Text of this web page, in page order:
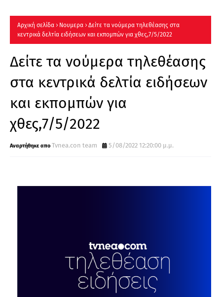
Αρχική σελίδα Νουμερα
Δείτε τα νούμερα τηλεθέασης στα
κεντρικά δελτία ειδήσεων και εκπομπών για χθες,7/5/2022
Δείτε τα νούμερα τηλεθέασης
στα κεντρικά δελτία ειδήσεων
και εκπομπών για
χθες,7/5/2022
Tvnea.con team 5/08/2022 12:20:00 μ.μ.